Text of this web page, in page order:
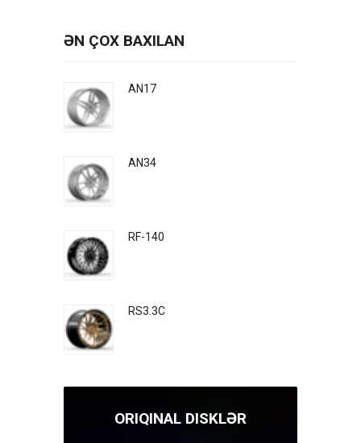
ƏN ÇOX BAXILAN
AN17
AN34
RF-140
RS3.3C
ORIQINAL DISKLƏR